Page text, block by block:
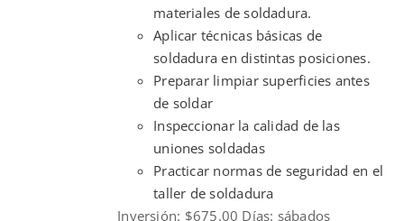
materiales de soldadura.
Aplicar técnicas básicas de
soldadura en distintas posiciones.
Preparar limpiar superficies antes
de soldar
Inspeccionar la calidad de las
uniones soldadas
Practicar normas de seguridad en el
taller de soldadura
Inversión: $675.00 Días: sábados